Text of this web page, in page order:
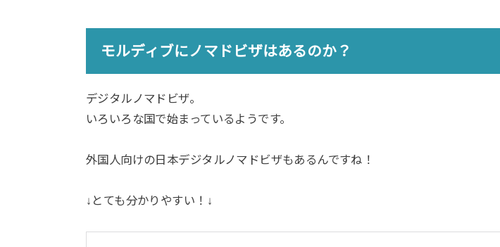
モルディブにノマドビザはあるのか？
デジタルノマドビザ。
いろいろな国で始まっているようです。
外国人向けの日本デジタルノマドビザもあるんですね！
↓とても分かりやすい！↓